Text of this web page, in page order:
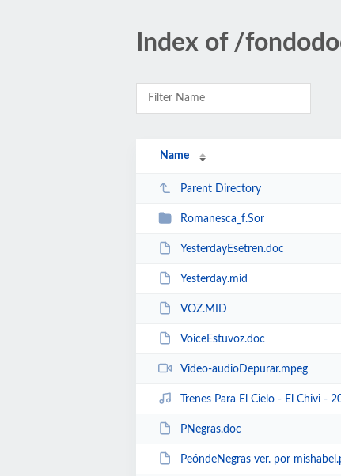
Index of /
Name
Parent Directory
Romanesca_f.Sor
YesterdayEsetren.doc
Yesterday.mid
VOZ.MID
VoiceEstuvoz.doc
Video-audioDepurar.mpeg
Trenes Para El Cielo - El Chivi - 2004 -
PNegras.doc
PeóndeNegras ver. por